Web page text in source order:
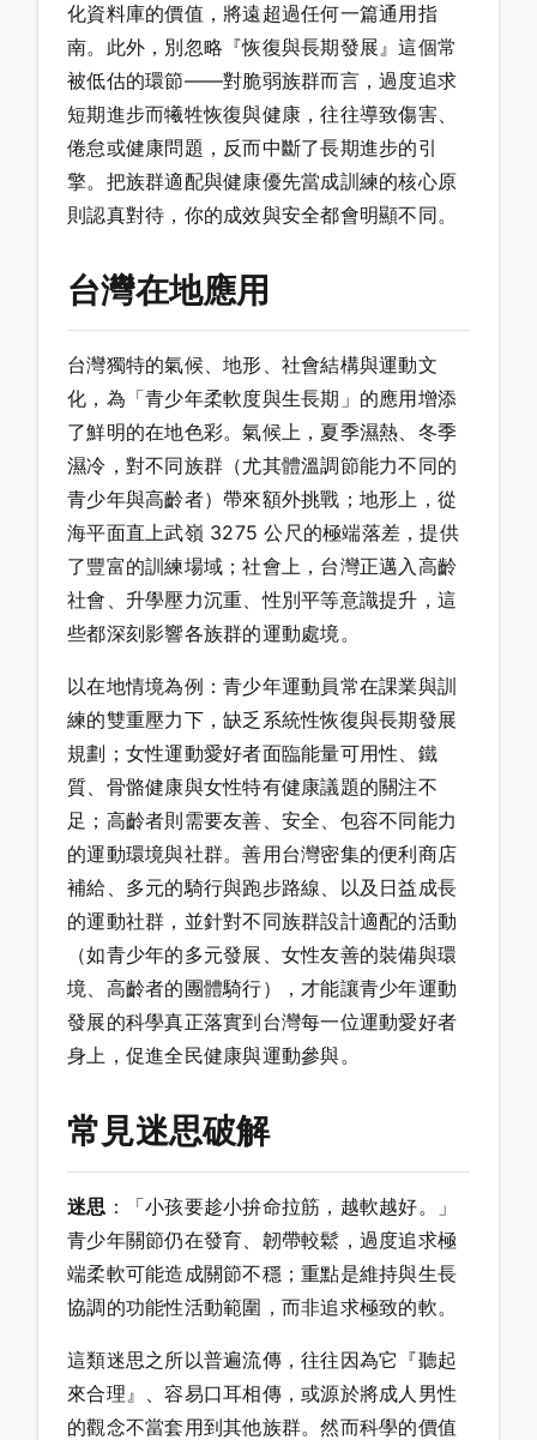
化資料庫的價值，將遠超過任何一篇通用指
南。此外，別忽略『恢復與長期發展』這個常
被低估的環節——對脆弱族群而言，過度追求
短期進步而犧牲恢復與健康，往往導致傷害、
倦怠或健康問題，反而中斷了長期進步的引
擎。把族群適配與健康優先當成訓練的核心原
則認真對待，你的成效與安全都會明顯不同。
台灣在地應用
台灣獨特的氣候、地形、社會結構與運動文
化，為「青少年柔軟度與生長期」的應用增添
了鮮明的在地色彩。氣候上，夏季濕熱、冬季
濕冷，對不同族群（尤其體溫調節能力不同的
青少年與高齡者）帶來額外挑戰；地形上，從
海平面直上武嶺 3275 公尺的極端落差，提供
了豐富的訓練場域；社會上，台灣正邁入高齡
社會、升學壓力沉重、性別平等意識提升，這
些都深刻影響各族群的運動處境。
以在地情境為例：青少年運動員常在課業與訓
練的雙重壓力下，缺乏系統性恢復與長期發展
規劃；女性運動愛好者面臨能量可用性、鐵
質、骨骼健康與女性特有健康議題的關注不
足；高齡者則需要友善、安全、包容不同能力
的運動環境與社群。善用台灣密集的便利商店
補給、多元的騎行與跑步路線、以及日益成長
的運動社群，並針對不同族群設計適配的活動
（如青少年的多元發展、女性友善的裝備與環
境、高齡者的團體騎行），才能讓青少年運動
發展的科學真正落實到台灣每一位運動愛好者
身上，促進全民健康與運動參與。
常見迷思破解
迷思 ：「小孩要趁小拚命拉筋，越軟越好。」
青少年關節仍在發育、韌帶較鬆，過度追求極
端柔軟可能造成關節不穩；重點是維持與生長
協調的功能性活動範圍，而非追求極致的軟。
這類迷思之所以普遍流傳，往往因為它『聽起
來合理』、容易口耳相傳，或源於將成人男性
的觀念不當套用到其他族群。然而科學的價值